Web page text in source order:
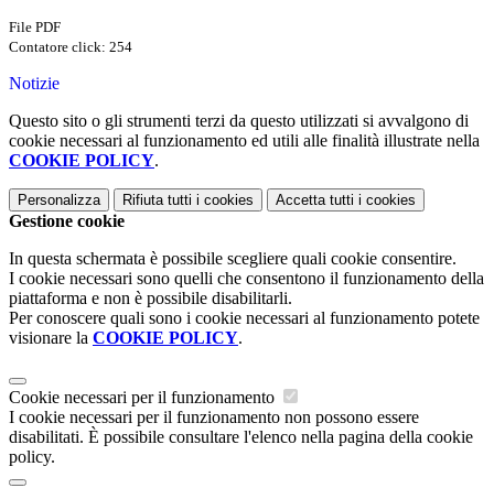
File PDF
Contatore click: 254
Notizie
Questo sito o gli strumenti terzi da questo utilizzati si avvalgono di
cookie necessari al funzionamento ed utili alle finalità illustrate nella
COOKIE POLICY.
Personalizza Rifiuta tutti i cookies Accetta tutti i cookies
Gestione cookie
In questa schermata è possibile scegliere quali cookie consentire.
I cookie necessari sono quelli che consentono il funzionamento della
piattaforma e non è possibile disabilitarli.
Per conoscere quali sono i cookie necessari al funzionamento potete
visionare la COOKIE POLICY.
Cookie necessari per il funzionamento
I cookie necessari per il funzionamento non possono essere
disabilitati. È possibile consultare l'elenco nella pagina della cookie
policy.